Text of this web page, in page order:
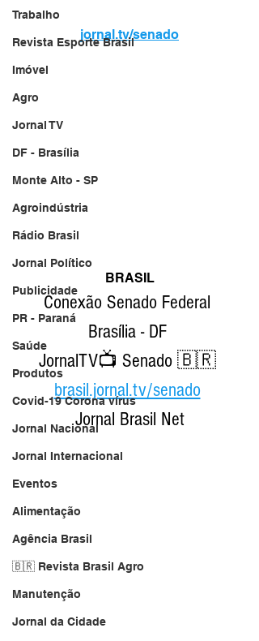
Trabalho
Revista Esporte Brasil
Imóvel
Agro
Jornal TV
DF - Brasília
Monte Alto - SP
Agroindústria
Rádio Brasil
Jornal Político
Publicidade
PR - Paraná
Saúde
Produtos
Covid-19 Corona vírus
Jornal Nacional
Jornal Internacional
Eventos
Alimentação
Agência Brasil
🇧🇷 Revista Brasil Agro
Manutenção
Jornal da Cidade
jornal.tv/senado
BRASIL
Conexão Senado Federal
Brasília - DF
JornalTV📺 Senado 🇧🇷
brasil.jornal.tv/senado
Jornal Brasil Net